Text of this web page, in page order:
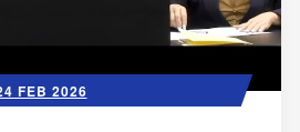
FEB 2026